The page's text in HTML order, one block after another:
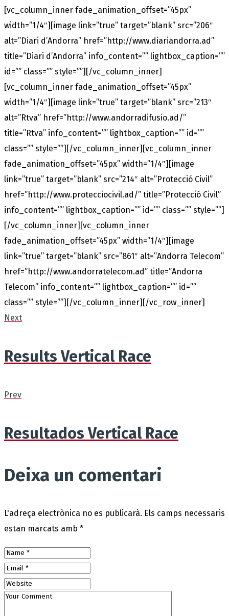
[vc_column_inner fade_animation_offset=”45px”
width=”1/4″][image link=”true” target=”blank” src=”206″
alt=”Diari d’Andorra” href=”http://www.diariandorra.ad”
title=”Diari d’Andorra” info_content=”” lightbox_caption=””
id=”” class=”” style=””][/vc_column_inner]
[vc_column_inner fade_animation_offset=”45px”
width=”1/4″][image link=”true” target=”blank” src=”213″
alt=”Rtva” href=”http://www.andorradifusio.ad/”
title=”Rtva” info_content=”” lightbox_caption=”” id=””
class=”” style=””][/vc_column_inner][vc_column_inner
fade_animation_offset=”45px” width=”1/4″][image
link=”true” target=”blank” src=”214″ alt=”Protecció Civil”
href=”http://www.protecciocivil.ad/” title=”Protecció Civil”
info_content=”” lightbox_caption=”” id=”” class=”” style=””]
[/vc_column_inner][vc_column_inner
fade_animation_offset=”45px” width=”1/4″][image
link=”true” target=”blank” src=”861″ alt=”Andorra Telecom”
href=”http://www.andorratelecom.ad” title=”Andorra
Telecom” info_content=”” lightbox_caption=”” id=””
class=”” style=””][/vc_column_inner][/vc_row_inner]
Next
Results Vertical Race
Prev
Resultados Vertical Race
Deixa un comentari
L'adreça electrònica no es publicarà. Els camps necessaris
estan marcats amb *